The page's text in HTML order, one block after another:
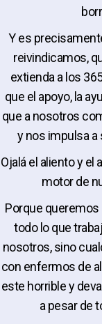
Y es
reivindicamos,
extienda a los
que el apoyo, la
que a nosotros
y nos impulsa a
Ojalá el aliento y el
motor de
Porque
todo lo que
nosotros, sino
con enfermos de
este horrible y
a pesar de